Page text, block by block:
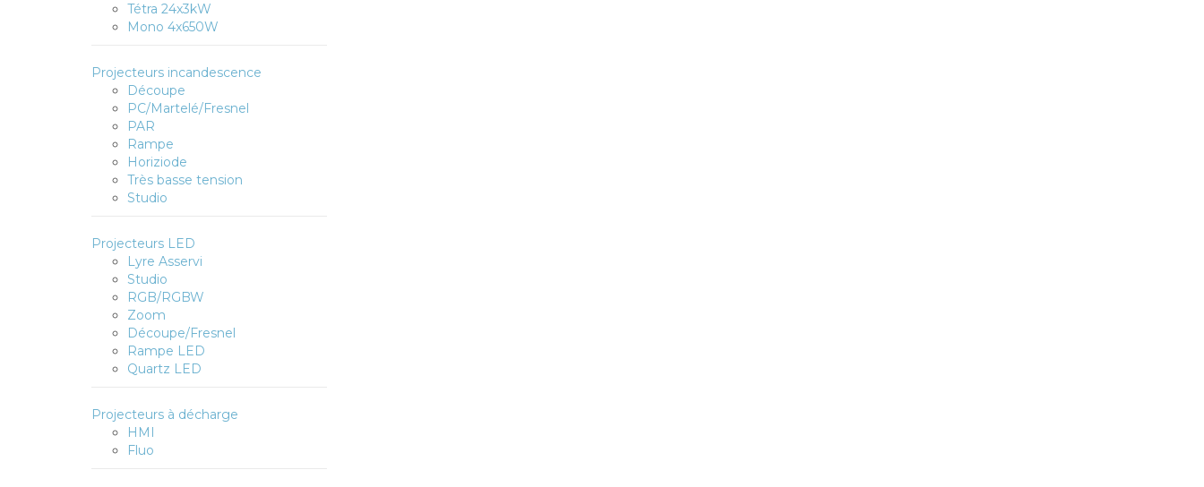
Tétra 24x3kW
Mono 4x650W
Projecteurs incandescence
Découpe
PC/Martelé/Fresnel
PAR
Rampe
Horiziode
Très basse tension
Studio
Projecteurs LED
Lyre Asservi
Studio
RGB/RGBW
Zoom
Découpe/Fresnel
Rampe LED
Quartz LED
Projecteurs à décharge
HMI
Fluo